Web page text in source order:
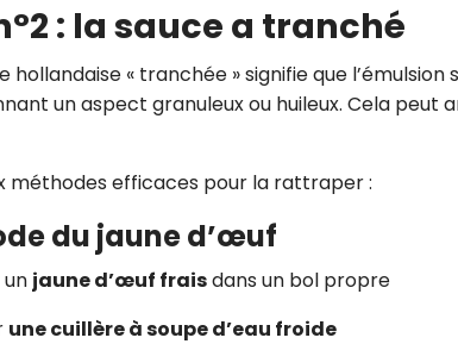
: la sauce a tranché
hollandaise « tranchée » signifie que
un aspect granuleux ou huileux. Cela peut
méthodes efficaces pour la rattraper :
du jaune d’œuf
jaune d’œuf fraisdans un bol propre
une cuillère à soupe d’eau froide